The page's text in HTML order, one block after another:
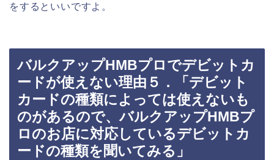
をするといいですよ。
バルクアップHMBプロでデビットカ
ードが使えない理由５．「デビット
カードの種類によっては使えないも
のがあるので、バルクアップHMBプ
ロのお店に対応しているデビットカ
ードの種類を聞いてみる」